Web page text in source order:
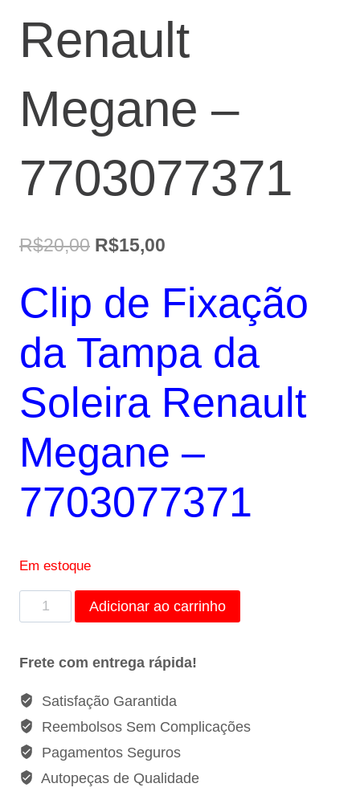
Renault
Megane –
7703077371
R$20,00 O
original
R$20,00.
R$15,00
atual
R$15,00.
Clip de Fixação
da Tampa da
Soleira Renault
Megane –
7703077371
Em estoque
de
da
Tampa
da
Soleira
Renault
Megane
Adicionar ao carrinho
Frete com entrega rápida!
Satisfação Garantida
Reembolsos Sem Complicações
Pagamentos Seguros
Autopeças de Qualidade